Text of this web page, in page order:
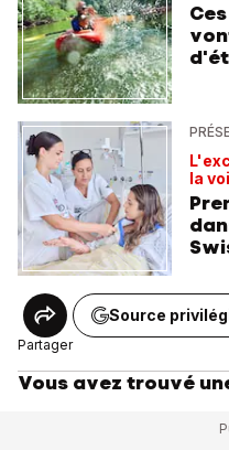
la
Partager
Source
Vous avez trouvé